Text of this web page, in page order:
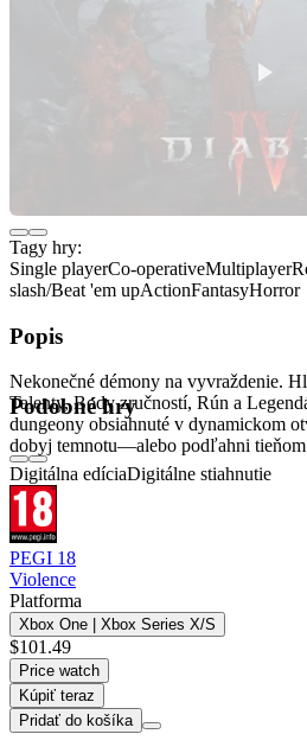
Tagy hry:
Single playerCo-operativeMultiplayer
slash/Beat 'em upActionFantasyHorror
Popis
Nekonečné démony na vyvraždenie.
Talenty, Body zručností, Rún a
dungeony obsiahnuté v dynamickom
dobyj temnotu—alebo podľahni
Podobné hry
Digitálna edíciaDigitálne stiahnutie
PEGI 18
Violence
Platforma
Xbox One | Xbox Series X/S
$101.49
Price watch
Kúpiť teraz
Pridať do košíka